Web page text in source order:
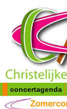
concertagenda